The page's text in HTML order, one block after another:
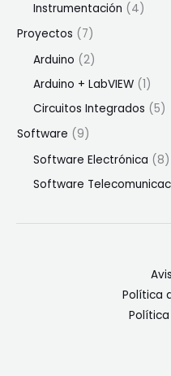
Instrumentación (4)
Proyectos (7)
Arduino (2)
Arduino + LabVIEW (1)
Circuitos Integrados (5)
Software (9)
Software Electrónica (8)
Software
Política